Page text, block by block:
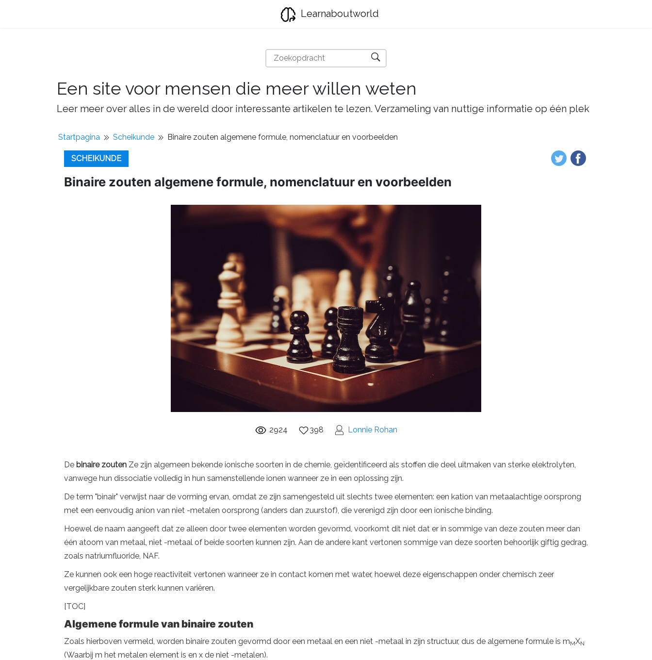
Learnaboutworld
Een site voor mensen die meer willen weten
Leer meer over alles in de wereld door interessante artikelen te lezen. Verzameling van nuttige informatie op één plek
Startpagina Scheikunde Binaire zouten algemene formule, nomenclatuur en voorbeelden
SCHEIKUNDE
Binaire zouten algemene formule, nomenclatuur en voorbeelden
2924 398 Lonnie Rohan
De binaire zouten Ze zijn algemeen bekende ionische soorten in de chemie, geïdentificeerd als stoffen die deel uitmaken van sterke elektrolyten,
vanwege hun dissociatie volledig in hun samenstellende ionen wanneer ze in een oplossing zijn.
De term "binair" verwijst naar de vorming ervan, omdat ze zijn samengesteld uit slechts twee elementen: een kation van metaalachtige oorsprong
met een eenvoudig anion van niet -metalen oorsprong (anders dan zuurstof), die verenigd zijn door een ionische binding.
Hoewel de naam aangeeft dat ze alleen door twee elementen worden gevormd, voorkomt dit niet dat er in sommige van deze zouten meer dan
één atoom van metaal, niet -metaal of beide soorten kunnen zijn. Aan de andere kant vertonen sommige van deze soorten behoorlijk giftig gedrag,
zoals natriumfluoride, NAF.
Ze kunnen ook een hoge reactiviteit vertonen wanneer ze in contact komen met water, hoewel deze eigenschappen onder chemisch zeer
vergelijkbare zouten sterk kunnen variëren.
[TOC]
Algemene formule van binaire zouten
Zoals hierboven vermeld, worden binaire zouten gevormd door een metaal en een niet -metaal in zijn structuur, dus de algemene formule is mMXN
(Waarbij m het metalen element is en x de niet -metalen).